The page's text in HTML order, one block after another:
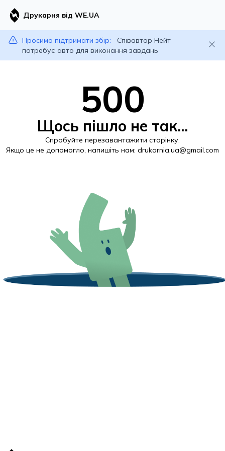
Друкарня від WE.UA
Просимо підтримати збір:
Співавтор Нейт
потребує авто для виконання завдань
500
Щось пішло не так...
Спробуйте перезавантажити сторінку.
Якщо це не допомогло, напишіть нам: drukarnia.ua@gmail.com